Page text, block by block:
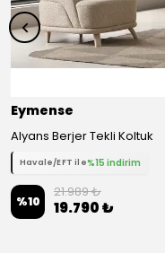
Eymense
Alyans Berjer Tekli Koltuk
Havale/EFT ile%15 indirim
%10
21.989 ₺
19.790 ₺